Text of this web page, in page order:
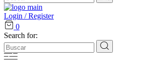
Login / Register
0
Search for: